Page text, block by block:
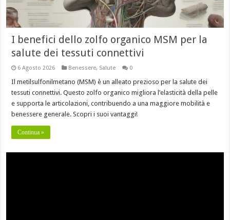
I benefici dello zolfo organico MSM per la
salute dei tessuti connettivi
6 Agosto 2026 Benessere, Salute 0
Il metilsulfonilmetano (MSM) è un alleato prezioso per la salute dei
tessuti connettivi. Questo zolfo organico migliora l’elasticità della pelle
e supporta le articolazioni, contribuendo a una maggiore mobilità e
benessere generale. Scopri i suoi vantaggi!
Continua »